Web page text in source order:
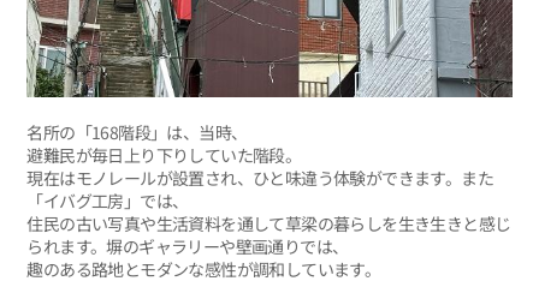
名所の「168階段」は、当時、
避難民が毎日上り下りしていた階段。
現在はモノレールが設置され、ひと味違う体験ができます。また
「イバグ工房」では、
住民の古い写真や生活資料を通して草梁の暮らしを生き生きと感じ
られます。塀のギャラリーや壁画通りでは、
趣のある路地とモダンな感性が調和しています。